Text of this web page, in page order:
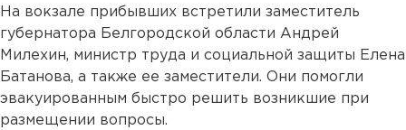
На вокзале прибывших встретили заместитель
губернатора Белгородской области Андрей
Милехин, министр труда и социальной защиты Елена
Батанова, а также ее заместители. Они помогли
эвакуированным быстро решить возникшие при
размещении вопросы.